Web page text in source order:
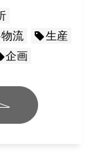
物流
生産
企画